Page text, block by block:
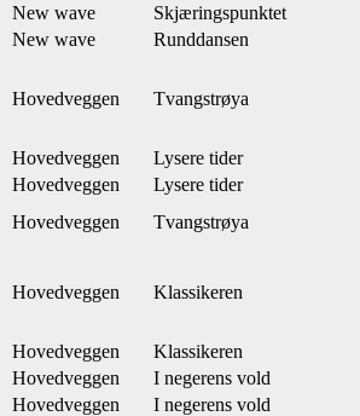
New wave
Skjæringspunktet
New wave Runddansen
Hovedveggen Tvangstrøya
Hovedveggen
Lysere tider
Hovedveggen
Lysere tider
Hovedveggen Tvangstrøya
Hovedveggen Klassikeren
Hovedveggen
Klassikeren
Hovedveggen
I negerens vold
Hovedveggen I negerens vold